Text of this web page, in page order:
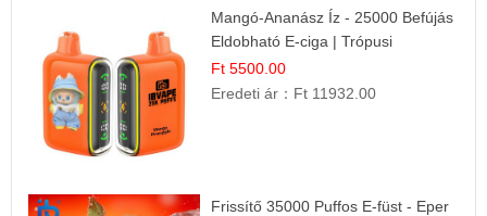
Mangó-Ananász Íz - 25000 Befújás
Eldobható E-ciga | Trópusi
Gyümölcs Élmény!
Ft 5500.00
Eredeti ár： Ft 11932.00
Frissítő 35000 Puffos E-füst - Eper